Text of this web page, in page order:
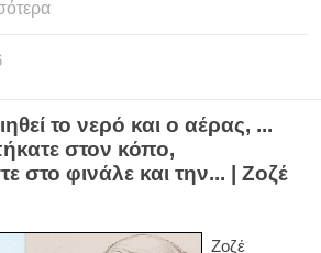
το νερό και ο αέρας, ...
στον κόπο,
στο φινάλε και την... | Ζοζέ
Ζοζέ